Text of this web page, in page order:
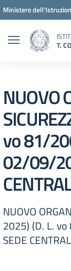
Vai ai contenuti
Vai al menu di
Vai al footer
Ministero
T.
NUOVO
vo 81/
02/09/
NUOVO
2025) (D. L.
SEDE